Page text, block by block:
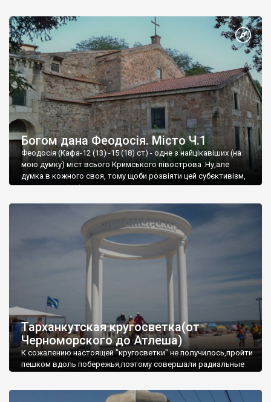
Богом дана Феодосія. Місто Ч.1
Феодосія (Кафа-12 (13) -15 (18) ст) - одне з найцікавіших (на
мою думку) міст всього Кримського півострова .Ну,але
думка в кожного своя, тому щоби розвіяти цей субєктивізм,
запрошую відвідати це
Тарханкутская кругосветка(от
Черноморского до Атлеша)
К сожалению настоящей "кругосветки" не получилось,пройти
пешком вдоль побережья,поэтому совершали радиальные